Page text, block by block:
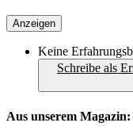
Anzeigen
Keine
Schreibe als
Aus unserem Magazin: